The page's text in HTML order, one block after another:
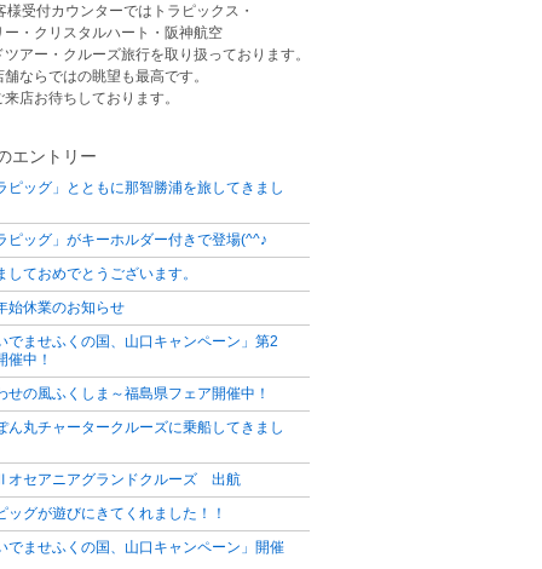
様受付カウンターではトラピックス・
ー・クリスタルハート・阪神航空
ツアー・クルーズ旅行を取り扱っております。
ならではの眺望も最高です。
来店お待ちしております。
エントリー
ピッグ」とともに那智勝浦を旅してきまし
ピッグ」がキーホルダー付きで登場(^^♪
しておめでとうございます。
始休業のお知らせ
でませふくの国、山口キャンペーン」第2
中！
せの風ふくしま～福島県フェア開催中！
ん丸チャータークルーズに乗船してきまし
オセアニアグランドクルーズ 出航
ッグが遊びにきてくれました！！
でませふくの国、山口キャンペーン」開催